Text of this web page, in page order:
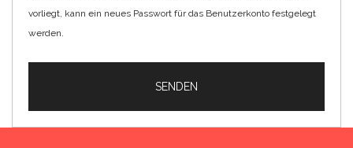
vorliegt, kann ein neues Passwort für das Benutzerkonto festgelegt
werden.
SENDEN